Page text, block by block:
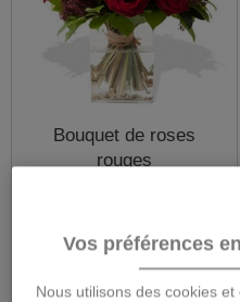
Bouquet de roses
rouges
53,00 €
Vos préférences
Nous utilisons des cookies